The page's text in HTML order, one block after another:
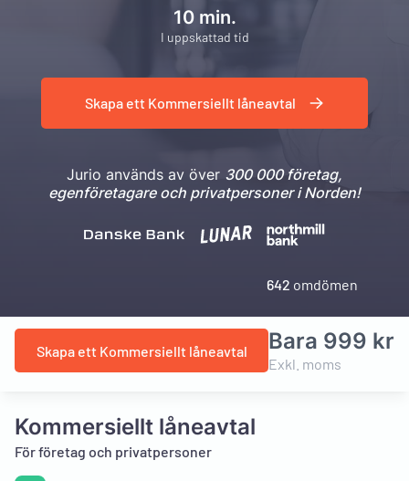
10 min.
I uppskattad tid
Skapa ett Kommersiellt låneavtal
Jurio används av över 300 000 företag,
egenföretagare och privatpersoner i Norden!
642 omdömen
Bara 999 kr
Exkl. moms
Skapa ett Kommersiellt låneavtal
Kommersiellt låneavtal
För företag och privatpersoner